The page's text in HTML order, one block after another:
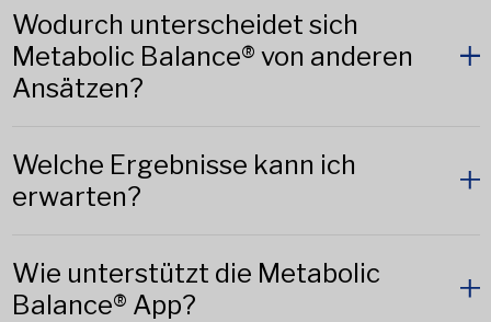
Wodurch unterscheidet sich
Metabolic Balance® von anderen
Ansätzen?
Welche Ergebnisse kann ich
erwarten?
Wie unterstützt die Metabolic
Balance® App?